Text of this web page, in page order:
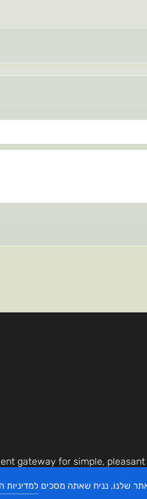
gateway for simple,
by the world today.
שלנו, נניח שאתה מסכים למדיניות